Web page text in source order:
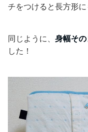
チをつけると長方形に
同じように、 身幅その
した！